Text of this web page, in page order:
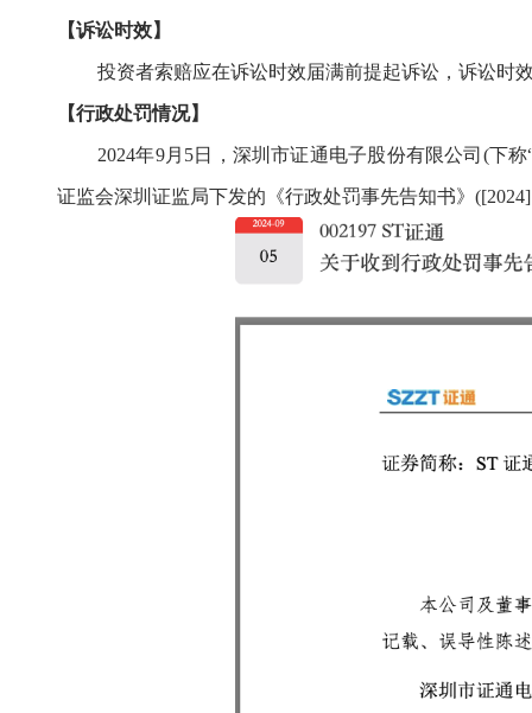
【诉讼时效】
投资者索赔应在诉讼时效届满前提起诉讼，诉讼时
【行政处罚情况】
2024年9月 5日，深圳市证通电子股份有限公司 (下称
证监会深圳证监局下发的《行政处罚事先告知书》